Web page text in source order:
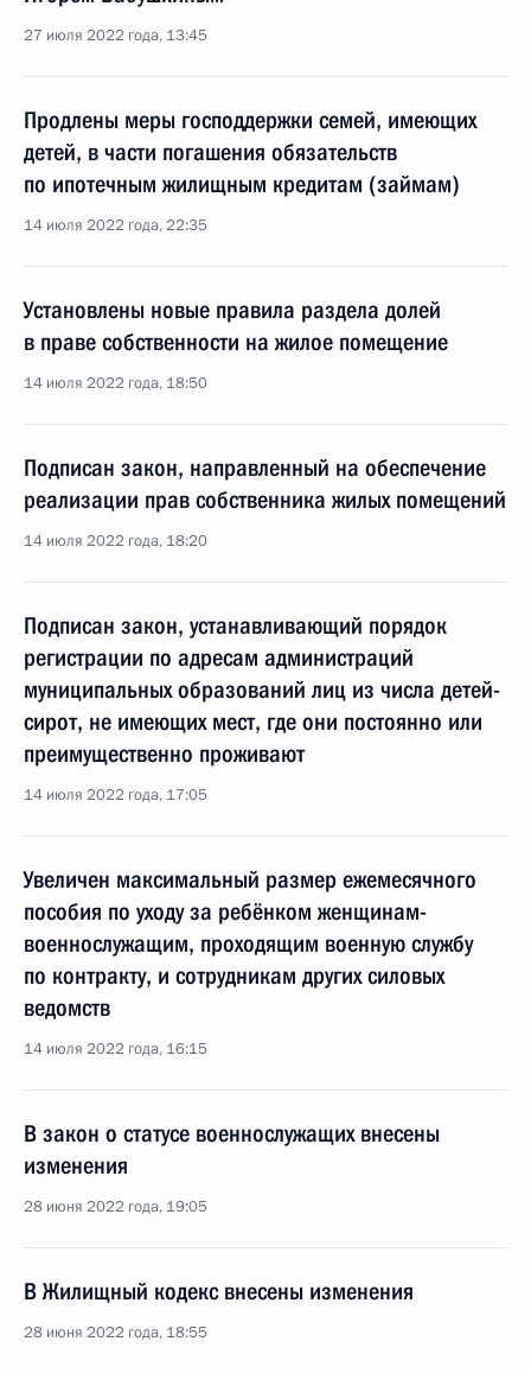
27 июля 2022 года, 13:45
Продлены меры господдержки семей, имеющих
детей, в части погашения обязательств
по ипотечным жилищным кредитам (займам)
14 июля 2022 года, 22:35
Установлены новые правила раздела долей
в праве собственности на жилое помещение
14 июля 2022 года, 18:50
Подписан закон, направленный на обеспечение
реализации прав собственника жилых помещений
14 июля 2022 года, 18:20
Подписан закон, устанавливающий порядок
регистрации по адресам администраций
муниципальных образований лиц из числа детей-
сирот, не имеющих мест, где они постоянно или
преимущественно проживают
14 июля 2022 года, 17:05
Увеличен максимальный размер ежемесячного
пособия по уходу за ребёнком женщинам-
военнослужащим, проходящим военную службу
по контракту, и сотрудникам других силовых
ведомств
14 июля 2022 года, 16:15
В закон о статусе военнослужащих внесены
изменения
28 июня 2022 года, 19:05
В Жилищный кодекс внесены изменения
28 июня 2022 года, 18:55